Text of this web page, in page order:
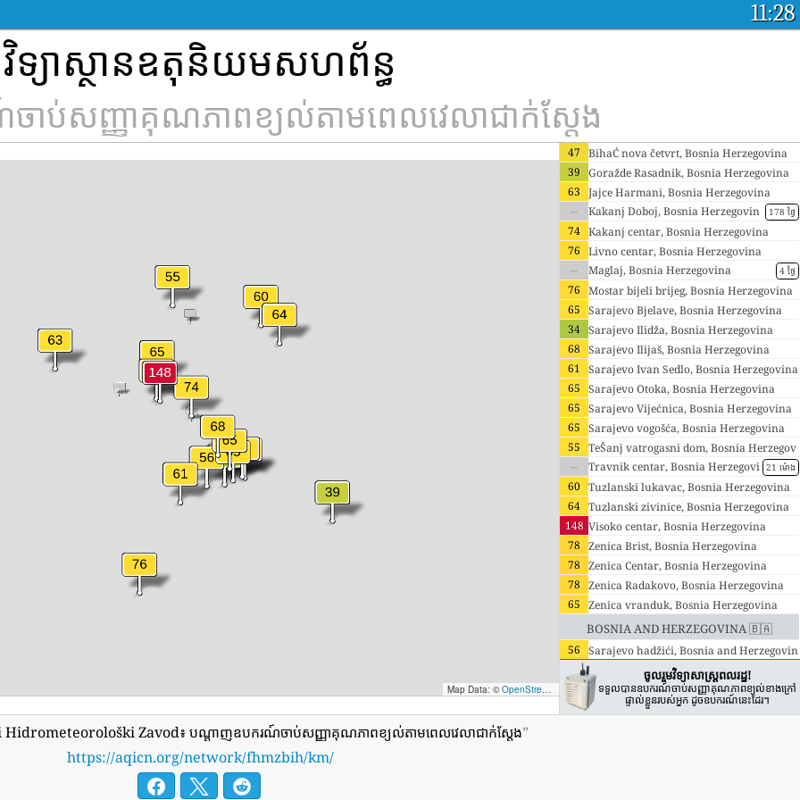
11:28
វិទ្យាស្ថានឧតុនិយមសហព័ន្ធ
ប់សញ្ញាគុណភាពខ្យល់តាមពេលវេលាជាក់ស្តែង
Map Data: © OpenStreetMap contributors ; Map render ©Tracestrack
47 BihaĆ nova četvrt, Bosnia Herzegovina
39 Goražde Rasadnik, Bosnia Herzegovina
63 Jajce Harmani, Bosnia Herzegovina
--
178 ថ្ងៃ
Kakanj Doboj, Bosnia Herzegovin
a
74 Kakanj centar, Bosnia Herzegovina
76 Livno centar, Bosnia Herzegovina
--
4 ថ្ងៃ
Maglaj, Bosnia Herzegovina
76 Mostar bijeli brijeg, Bosnia Herzegovina
65 Sarajevo Bjelave, Bosnia Herzegovina
34 Sarajevo Ilidža, Bosnia Herzegovina
68 Sarajevo Ilijaš, Bosnia Herzegovina
61 Sarajevo Ivan Sedlo, Bosnia Herzegovina
65 Sarajevo Otoka, Bosnia Herzegovina
65 Sarajevo Vijećnica, Bosnia Herzegovina
65 Sarajevo vogošća, Bosnia Herzegovina
55 TeŠanj vatrogasni dom, Bosnia Herzegov
ina
-- 21 ម៉ោង
Travnik centar, Bosnia Herzegovi
na
60 Tuzlanski lukavac, Bosnia Herzegovina
64 Tuzlanski zivinice, Bosnia Herzegovina
148 Visoko centar, Bosnia Herzegovina
78 Zenica Brist, Bosnia Herzegovina
78 Zenica Centar, Bosnia Herzegovina
78 Zenica Radakovo, Bosnia Herzegovina
65 Zenica vranduk, Bosnia Herzegovina
Bosnia and Herzegovina 🇧🇦
56 Sarajevo hadžići, Bosnia and Herzegovin
a
ចូលរួមវិទ្យាសាស្ត្រពលរដ្ឋ!
ទទួលបានឧបករណ៍ចាប់សញ្ញាគុណភាពខ្យល់ខាងក្រៅ
ផ្ទាល់ខ្លួនរបស់អ្នក ដូចឧបករណ៍នេះដែរ។
Zavod៖ បណ្តាញឧបករណ៍ចាប់សញ្ញាគុណភាពខ្យល់តាមពេលវេលាជាក់ស្តែង”
https://aqicn.org/network/fhmzbih/km/